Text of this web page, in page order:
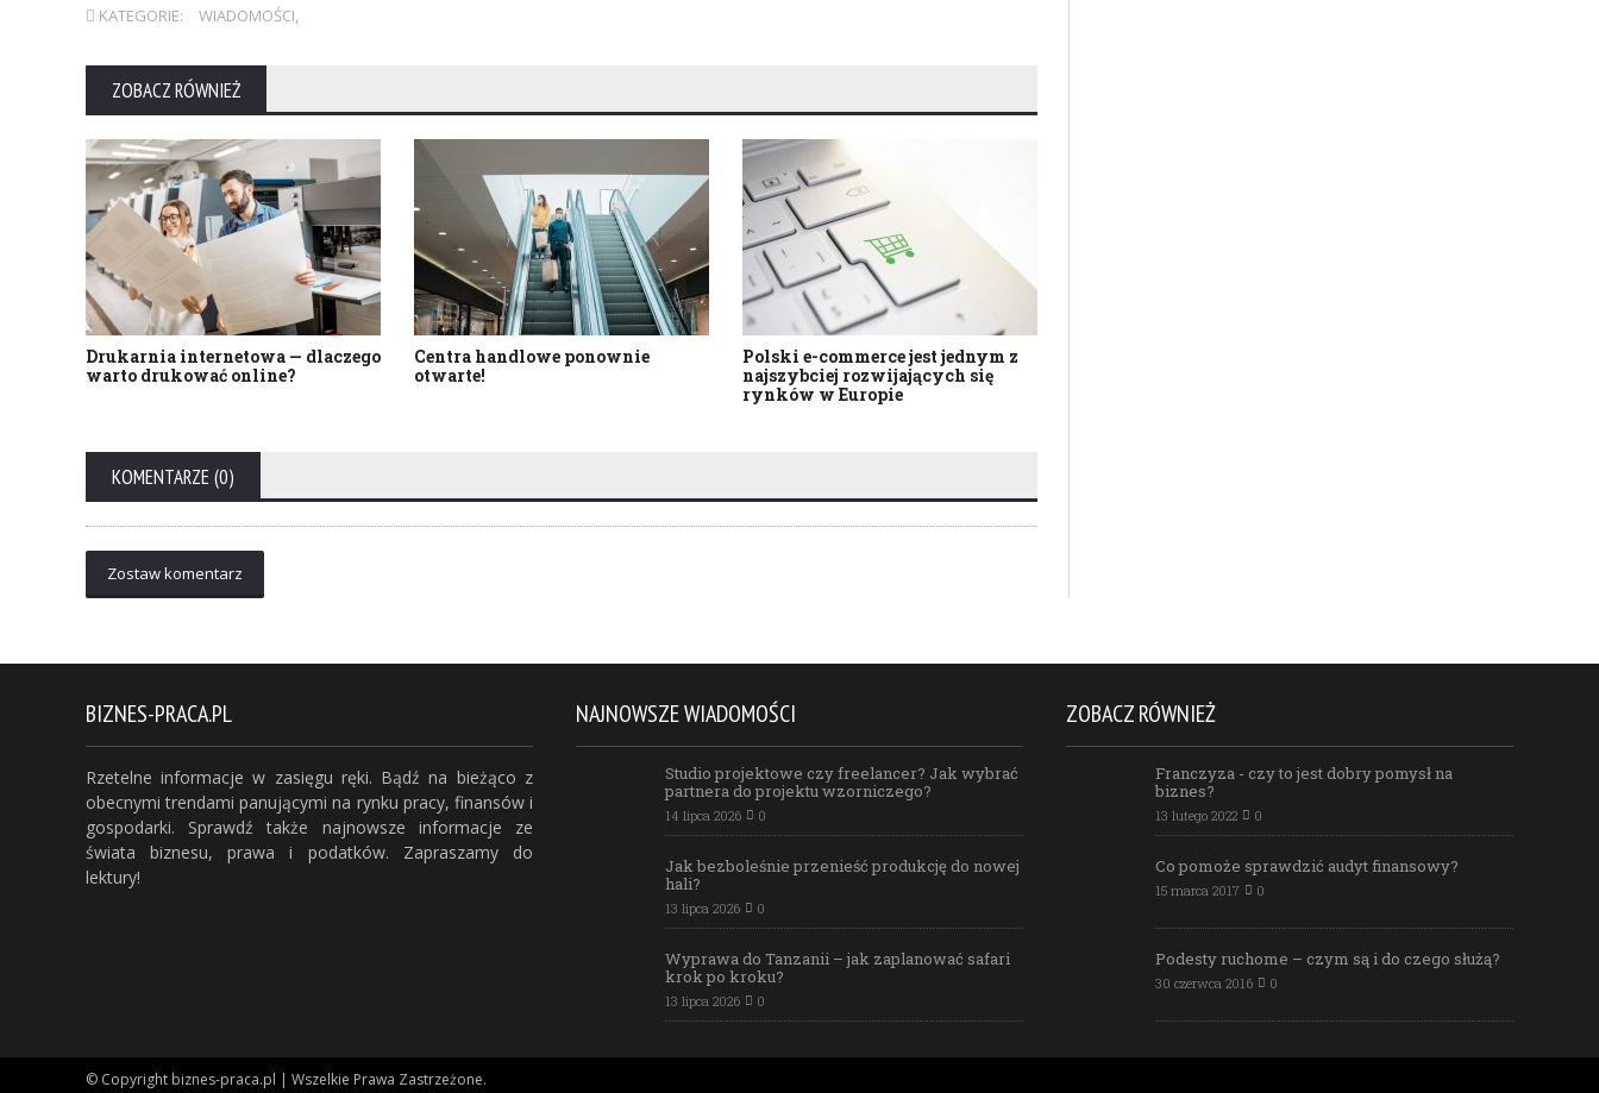
KATEGORIE: WIADOMOŚCI,
ZOBACZ RÓWNIEŻ
Drukarnia internetowa — dlaczego
warto drukować online?
Centra handlowe ponownie
otwarte!
Polski e-commerce jest jednym z
najszybciej rozwijających się
rynków w Europie
KOMENTARZE (0)
Zostaw komentarz
BIZNES-PRACA.PL
Rzetelne informacje w zasięgu ręki. Bądź na bieżąco z
obecnymi trendami panującymi na rynku pracy, finansów i
gospodarki. Sprawdź także najnowsze informacje ze
świata biznesu, prawa i podatków. Zapraszamy do
lektury!
NAJNOWSZE WIADOMOŚCI
Studio projektowe czy freelancer? Jak wybrać
partnera do projektu wzorniczego?
14 lipca 2026 0
Jak bezboleśnie przenieść produkcję do nowej
hali?
13 lipca 2026 0
Wyprawa do Tanzanii – jak zaplanować safari
krok po kroku?
13 lipca 2026 0
ZOBACZ RÓWNIEŻ
Franczyza - czy to jest dobry pomysł na
biznes?
13 lutego 2022 0
Co pomoże sprawdzić audyt finansowy?
15 marca 2017 0
Podesty ruchome – czym są i do czego służą?
30 czerwca 2016 0
© Copyright biznes-praca.pl | Wszelkie Prawa Zastrzeżone.